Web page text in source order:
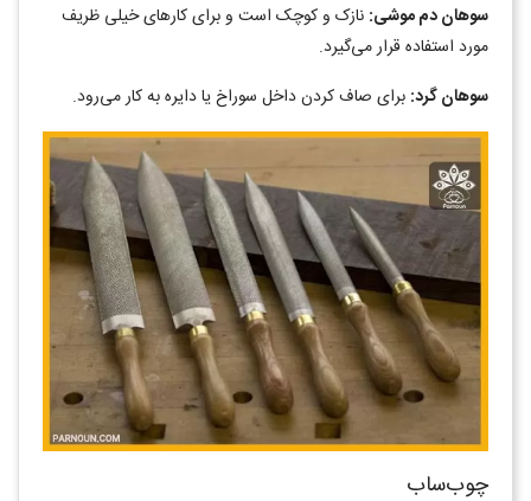
سوهان دم موشی: نازک و کوچک است و برای کارهای خیلی ظریف
مورد استفاده قرار می‌گیرد.
سوهان گرد: برای صاف کردن داخل سوراخ یا دایره به کار می‌رود.
چوب‌ساب